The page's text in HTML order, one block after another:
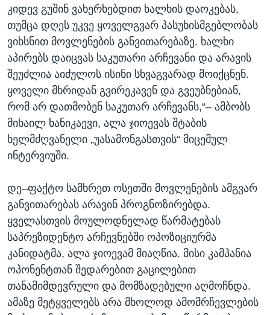
კიდევ გუშინ ვახერხებდით ხალხის დაოკებას,
თუმცა დღეს უკვე ყოველგვარ პასუხისმგებლობას
ვიხსნით მოვლენების განვითარებაზე. ხალხი
აპირებს დაიცვას საკუთარი არჩევანი და არავის
შეუძლია აიძულოს ისინი სხვაგვარად მოიქცნენ.
ყოველი მხრიდან გვირეკავენ და გვეუბნებიან,
რომ არ დათმობენ საკუთარ არჩევანს,“– ამბობს
მიხაილ ხანიკაევი, ალა ჯიოევას შტაბის
ხელმძღვანელი „უასამონგასთვის“ მიცემულ
ინტერვიუში.
დე–ფაქტო სამხრეთ ოსეთში მოვლენების ამგვარ
განვითარებას არავინ პროგნოზირებდა.
ყველასთვის მოულოდნელად წარმატებას
საპრეზიდენტო არჩევნებში ოპოზიციურმა
კანიდატმა, ალა ჯიოევამ მიაღწია. მისი კამპანია
ოპონენტთან შედარებით გაცილებით
თანამიმდევრული და მომზადებული აღმოჩნდა.
ამაზე მეტყველებს არა მხოლოდ ამომრჩევლების